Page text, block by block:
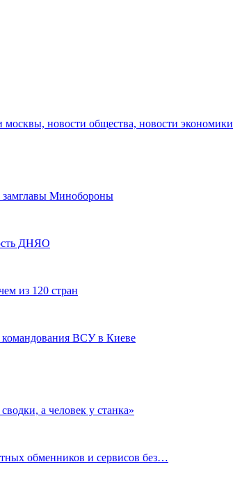
новости общества, новости экономики
Минобороны
ДНЯО
из 120 стран
ВСУ в Киеве
а человек у станка»
обменников и сервисов без…